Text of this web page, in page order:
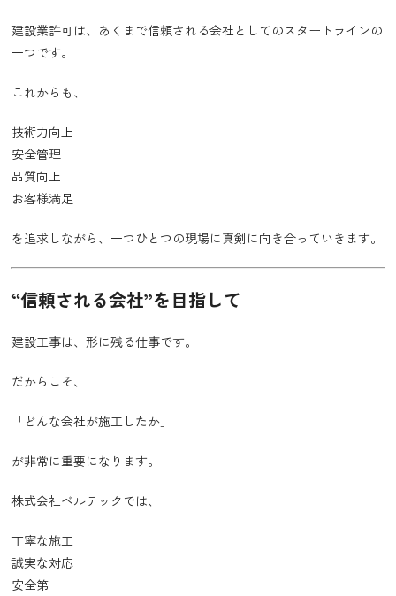
建設業許可は、あくまで信頼される会社としてのスタートラインの
一つです。
これからも、
技術力向上
安全管理
品質向上
お客様満足
を追求しながら、一つひとつの現場に真剣に向き合っていきます。
“信頼される会社”を目指して
建設工事は、形に残る仕事です。
だからこそ、
「どんな会社が施工したか」
が非常に重要になります。
株式会社ベルテックでは、
丁寧な施工
誠実な対応
安全第一